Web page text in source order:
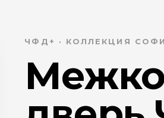
ЧФД+ · КОЛЛЕКЦИЯ